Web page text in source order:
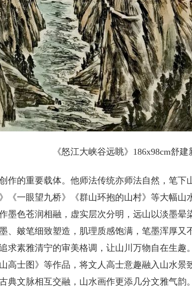
《怒江大峡谷远眺》186x98cm舒建
作的重要载体。他师法传统亦师法自然，笔下
《一眼望九桥》《群山环抱的山村》等大幅
墨色苍润相融，虚实层次分明，远山以淡墨晕
、皴笔细致塑造，肌理质感饱满，笔墨浑厚又
求素雅清宁的审美格调，让山川万物自在生趣
高士图》等作品，将文人高士意趣融入山水
典文脉相互交融，山水画作更添几分文雅气韵。